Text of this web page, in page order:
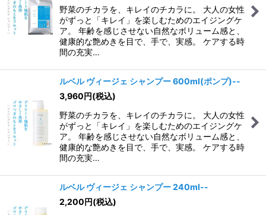
野菜のチカラを、キレイのチカラに。 大人の女性
がずっと「キレイ」を楽しむためのエイジングケ
ア。 年齢を感じさせない自然なボリューム感と、
健康的な艶めきを目で、手で、実感。 ケアする時
間の充実…
ルベル ヴィージェ シャンプー 600ml(ポンプ)--
3,960円(税込)
野菜のチカラを、キレイのチカラに。 大人の女性
がずっと「キレイ」を楽しむためのエイジングケ
ア。 年齢を感じさせない自然なボリューム感と、
健康的な艶めきを目で、手で、実感。 ケアする時
間の充実…
ルベル ヴィージェ シャンプー 240ml--
2,200円(税込)